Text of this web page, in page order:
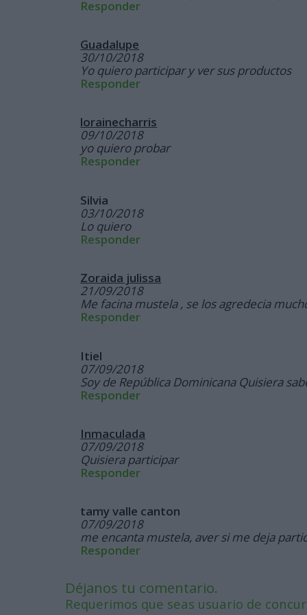
Responder
Guadalupe
30/10/2018
Yo quiero participar y ver sus productos
Responder
lorainecharris
09/10/2018
yo quiero probar
Responder
Silvia
03/10/2018
Lo quiero
Responder
Zoraida julissa
21/09/2018
Me facina mustela , se los agredecia
Responder
Itiel
07/09/2018
Soy de República Dominicana Quisiera
Responder
Inmaculada
07/09/2018
Quisiera participar
Responder
tamy valle canton
07/09/2018
me encanta mustela, aver si me deja
Responder
Déjanos tu comentario.
Requerimos que seas usuario de